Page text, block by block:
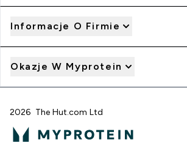
Informacje O Firmie
Okazje W Myprotein
2026 The Hut.com Ltd